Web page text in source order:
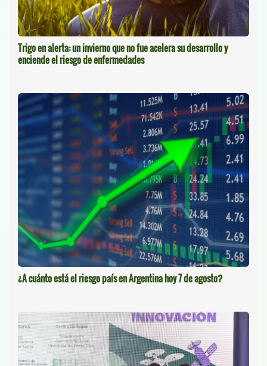
Trigo en alerta: un invierno que no fue acelera su desarrollo y
enciende el riesgo de enfermedades
¿A cuánto está el riesgo país en Argentina hoy 7 de agosto?